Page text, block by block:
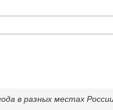
в разных местах